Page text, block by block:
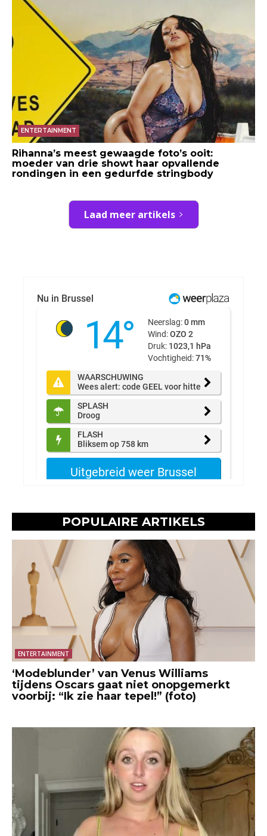
ENTERTAINMENT
Rihanna’s meest gewaagde foto’s ooit:
moeder van drie showt haar opvallende
rondingen in een gedurfde stringbody
Laad meer artikels
POPULAIRE ARTIKELS
ENTERTAINMENT
‘Modeblunder’ van Venus Williams
tijdens Oscars gaat niet onopgemerkt
voorbij: “Ik zie haar tepel!” (foto)